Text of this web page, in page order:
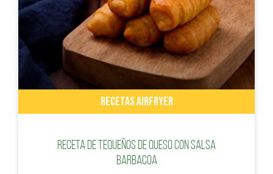
RECETAS AIRFRYER
Receta de tequeños de queso con salsa
barbacoa